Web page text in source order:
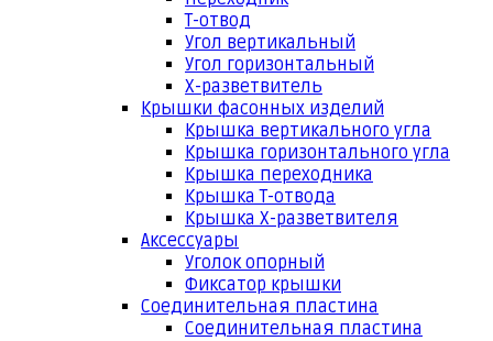
Т-отвод
Угол вертикальный
Угол горизонтальный
Х-разветвитель
Крышки фасонных изделий
Крышка вертикального угла
Крышка горизонтального угла
Крышка переходника
Крышка Т-отвода
Крышка Х-разветвителя
Аксессуары
Уголок опорный
Фиксатор крышки
Соединительная пластина
Соединительная пластина